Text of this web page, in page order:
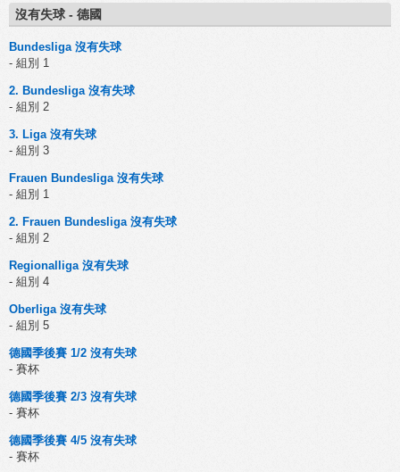
沒有失球 - 德國
Bundesliga 沒有失球
- 組別 1
2. Bundesliga 沒有失球
- 組別 2
3. Liga 沒有失球
- 組別 3
Frauen Bundesliga 沒有失球
- 組別 1
2. Frauen Bundesliga 沒有失球
- 組別 2
Regionalliga 沒有失球
- 組別 4
Oberliga 沒有失球
- 組別 5
德國季後賽 1/2 沒有失球
- 賽杯
德國季後賽 2/3 沒有失球
- 賽杯
德國季後賽 4/5 沒有失球
- 賽杯